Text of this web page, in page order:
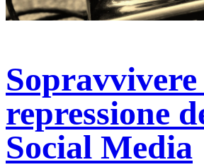
repressione
Social Media